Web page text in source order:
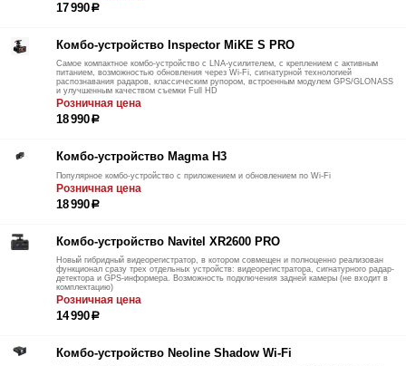
17 990р
Комбо-устройство Inspector MiKE S PRO
Самое компактное комбо-устройство с LNA-усилителем, с креплением c активным
питанием, возможностью обновления через Wi-Fi, сигнатурной технологией
распознавания радаров, классическим рупором, встроенным модулем GPS/GLONASS
и улучшенным качеством съемки Full HD
Розничная цена
18 990р
Комбо-устройство Magma H3
Популярное комбо-устройство с приложением и обновлением по Wi-Fi
Розничная цена
18 990р
Комбо-устройство Navitel XR2600 PRO
Новый гибридный видеорегистратор, в котором совмещен и полноценно реализован
функционал сразу трех отдельных устройств: видеорегистратора, сигнатурного радар-
детектора и GPS-информера. Возможность подключения задней камеры (не входит в
комплектацию)
Розничная цена
14 990р
Комбо-устройство Neoline Shadow Wi-Fi